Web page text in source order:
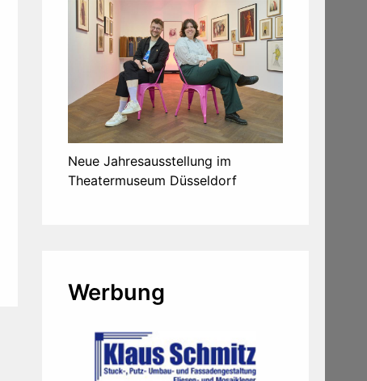
Neue Jahresausstellung im
Theatermuseum Düsseldorf
Werbung